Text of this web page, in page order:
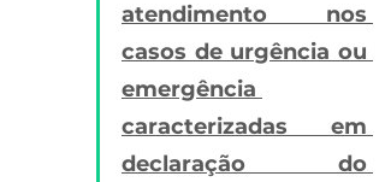
atendimento nos
casos de urgência ou
emergência
caracterizadas em
declaração do